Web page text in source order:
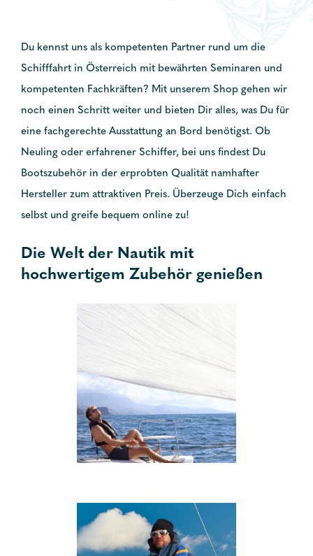
Du kennst uns als kompetenten Partner rund um die
Schifffahrt in Österreich mit bewährten Seminaren und
kompetenten Fachkräften? Mit unserem Shop gehen wir
noch einen Schritt weiter und bieten Dir alles, was Du für
eine fachgerechte Ausstattung an Bord benötigst. Ob
Neuling oder erfahrener Schiffer, bei uns findest Du
Bootszubehör in der erprobten Qualität namhafter
Hersteller zum attraktiven Preis. Überzeuge Dich einfach
selbst und greife bequem online zu!
Die Welt der Nautik mit
hochwertigem Zubehör genießen